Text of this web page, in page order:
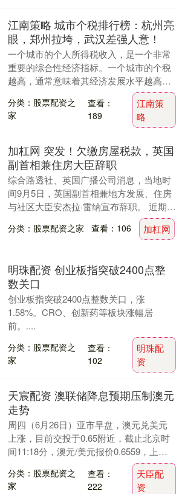
江南策略 城市个税排行榜：杭州亮
眼，郑州拉垮，武汉差强人意！
一个城市的个人所得税收入，是一个非常
重要的综合性经济指标。一个城市的个税
越高，通常意味着其经济发展水平越高、
居民收入越高、产业结构更优、对高素质
人才吸引力更强。....
分类：股票配资之
家
查看：
189
江南策
略
加杠网 突发！欠缴房屋税款，英国
副首相兼住房大臣辞职
综合路透社、英国广播公司消息，当地时
间9月5日，英国副首相兼地方发展、住房
与社区大臣安杰拉·雷纳宣布辞职。 近期，
雷纳因购买房产少缴纳房产印花税引发争
议，英国工....
分类：股票配资之家 查看：106 加杠网
明珠配资 创业板指突破2400点整
数关口
创业板指突破2400点整数关口，涨
1.58%。CRO、创新药等板块涨幅居
前。....
分类：股票配资之
家
查看：
102
明珠配
资
天宸配资 澳联储降息预期压制澳元
走势
周四（6月26日）亚市早盘，澳元兑美元
上涨，目前交投于0.65附近，截止北京时
间11:18分，澳元/美元报价0.6559，上涨
0.22%，上一交易日澳元/美元收....
分类：股票配资之
家
查看：
222
天臣配
资